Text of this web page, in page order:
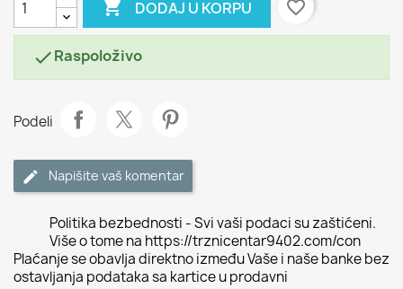
 DODAJ U KORPU favorite_border
Raspoloživo
Podeli
Napišite vaš komentar
Politika bezbednosti - Svi vaši podaci su zaštićeni.
Više o tome na https://trznicentar9402.com/con
Plaćanje se obavlja direktno između Vaše i naše banke bez
ostavljanja podataka sa kartice u prodavni